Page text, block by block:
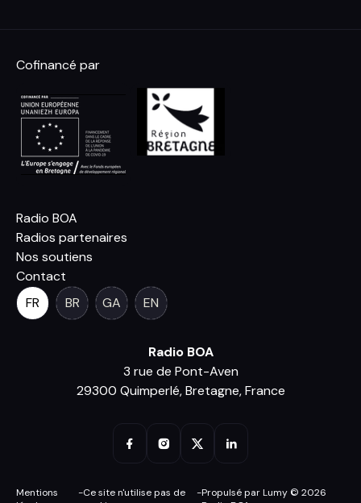
Cofinancé par
Radio BOA
Radios partenaires
Nos soutiens
Contact
FR
BR GA EN
Radio BOA
3 rue de Pont-Aven
29300 Quimperlé, Bretagne, France
Mentions
-Ce site n'utilise pas de
-Propulsé par Lumy © 2026